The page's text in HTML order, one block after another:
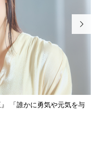
「誰かに勇気や元気を与
